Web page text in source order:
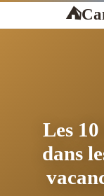
⛺
Les
dans